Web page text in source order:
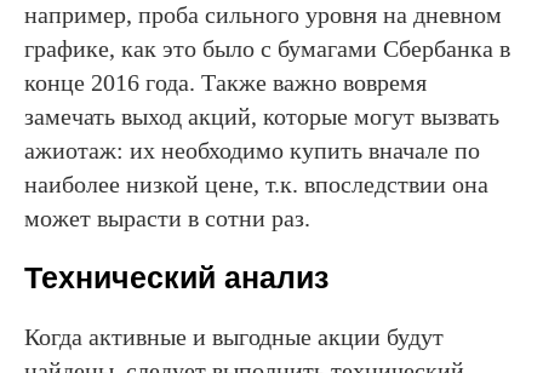
например, проба сильного уровня на дневном
графике, как это было с бумагами Сбербанка в
конце 2016 года. Также важно вовремя
замечать выход акций, которые могут вызвать
ажиотаж: их необходимо купить вначале по
наиболее низкой цене, т.к. впоследствии она
может вырасти в сотни раз.
Технический анализ
Когда активные и выгодные акции будут